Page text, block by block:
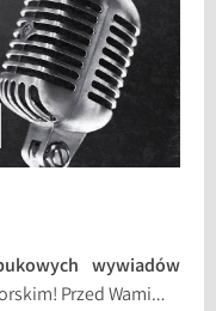
wywiadów
Przed Wami…